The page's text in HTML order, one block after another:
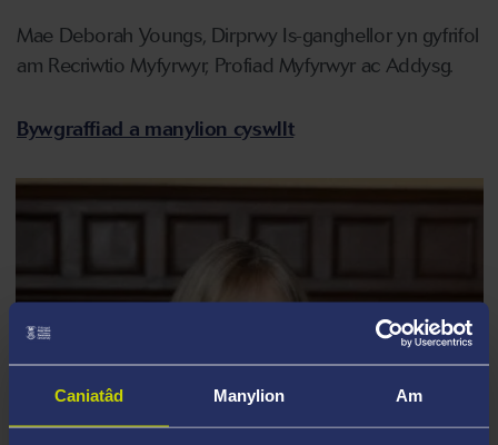
Caniatâd Manylion Am
Mae Deborah Youngs, Dirprwy Is-ganghellor yn gyfrifol
am Recriwtio Myfyrwyr, Profiad Myfyrwyr ac Addysg.
Bywgraffiad a manylion cyswllt